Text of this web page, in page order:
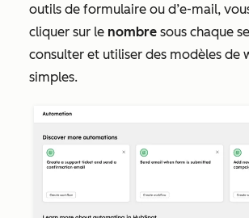
outils de formulaire ou d’e-mail,
cliquer sur le nombre sous chaque
consulter et utiliser des modèles de
simples.